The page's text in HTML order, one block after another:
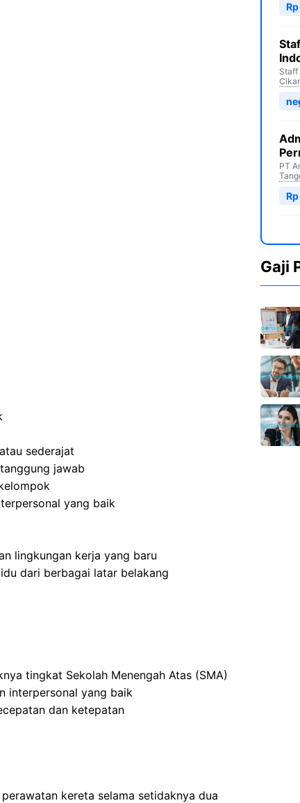
sederajat
jawab
yang baik
lingkungan kerja yang baru
dari berbagai latar belakang
tingkat Sekolah Menengah Atas (SMA)
interpersonal yang baik
dan ketepatan
kereta selama setidaknya dua
Staff
PT
Gaji